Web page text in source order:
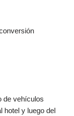
de vehículos
hotel y luego del